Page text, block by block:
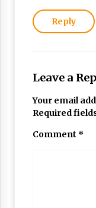
Reply
Leave a
Your email
Required
Comment *